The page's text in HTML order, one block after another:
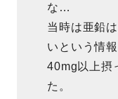
な…
当時は亜鉛
いという情
40mg以上摂
た。